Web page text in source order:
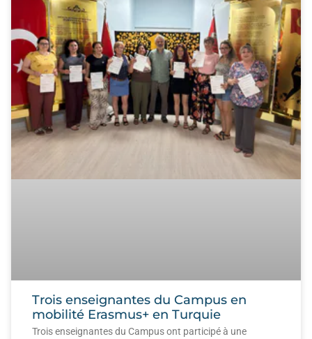
Trois enseignantes du Campus en
mobilité Erasmus+ en Turquie
Trois enseignantes du Campus ont participé à une